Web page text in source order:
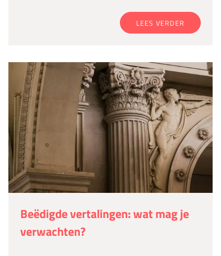
LEES VERDER
Beëdigde vertalingen: wat mag je
verwachten?